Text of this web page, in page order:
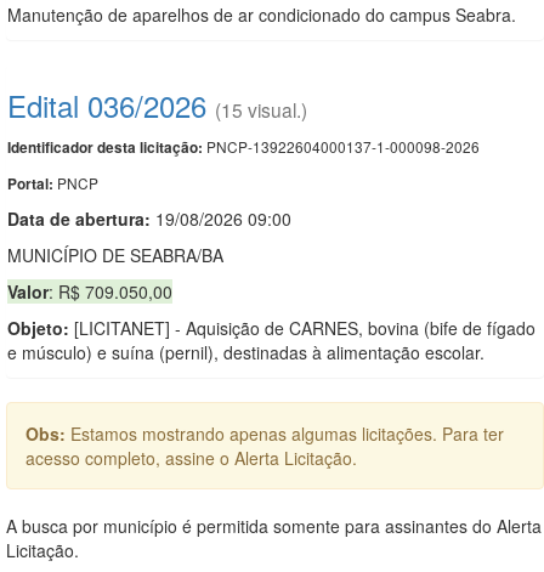
Manutenção de aparelhos de ar condicionado do campus Seabra.
Edital 036/2026 (15 visual.)
Identificador desta licitação: PNCP-13922604000137-1-000098-2026
Portal: PNCP
Data de abertura: 19/08/2026 09:00
MUNICÍPIO DE SEABRA/BA
Valor: R$ 709.050,00
Objeto: [LICITANET] - Aquisição de CARNES, bovina (bife de fígado
e músculo) e suína (pernil), destinadas à alimentação escolar.
Obs: Estamos mostrando apenas algumas licitações. Para ter
acesso completo, assine o Alerta Licitação.
A busca por município é permitida somente para assinantes do Alerta
Licitação.